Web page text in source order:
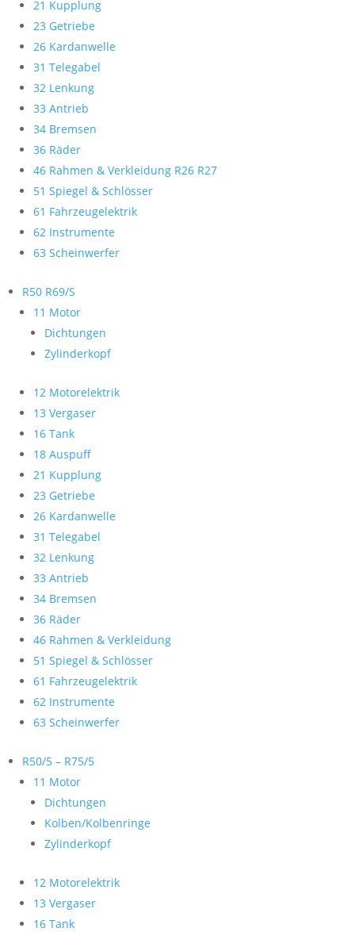
21 Kupplung
23 Getriebe
26 Kardanwelle
31 Telegabel
32 Lenkung
33 Antrieb
34 Bremsen
36 Räder
46 Rahmen & Verkleidung R26 R27
51 Spiegel & Schlösser
61 Fahrzeugelektrik
62 Instrumente
63 Scheinwerfer
R50 R69/S
11 Motor
Dichtungen
Zylinderkopf
12 Motorelektrik
13 Vergaser
16 Tank
18 Auspuff
21 Kupplung
23 Getriebe
26 Kardanwelle
31 Telegabel
32 Lenkung
33 Antrieb
34 Bremsen
36 Räder
46 Rahmen & Verkleidung
51 Spiegel & Schlösser
61 Fahrzeugelektrik
62 Instrumente
63 Scheinwerfer
R50/5 – R75/5
11 Motor
Dichtungen
Kolben/Kolbenringe
Zylinderkopf
12 Motorelektrik
13 Vergaser
16 Tank